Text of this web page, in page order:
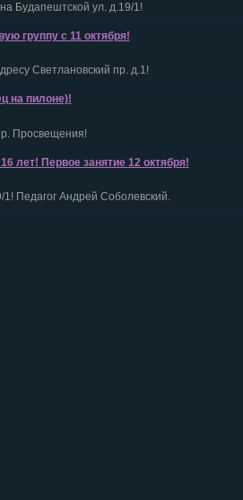
Будапештской ул. д.19/1!
группу с 11 октября!
Светлановский пр. д.1!
на пилоне)!
Просвещения!
лет! Первое занятие 12 октября!
Педагог Андрей Соболевский.